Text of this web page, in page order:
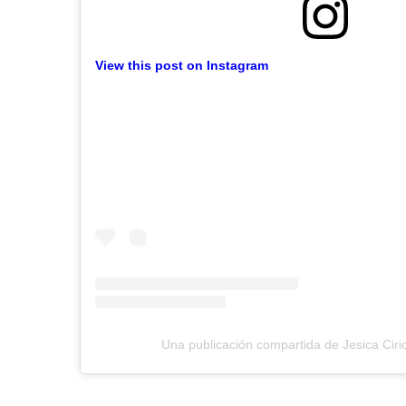
View this post on Instagram
Una publicación compartida de Jesica